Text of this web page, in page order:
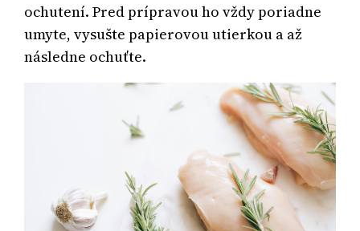
ochutení. Pred prípravou ho vždy poriadne
umyte, vysušte papierovou utierkou a až
následne ochuťte.